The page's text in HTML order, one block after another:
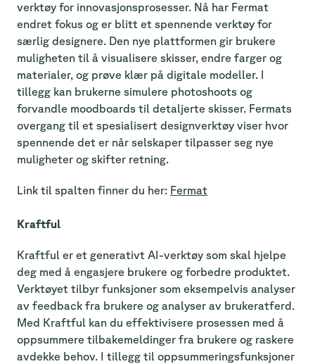
verktøy for innovasjonsprosesser. Nå har Fermat
endret fokus og er blitt et spennende verktøy for
særlig designere. Den nye plattformen gir brukere
muligheten til å visualisere skisser, endre farger og
materialer, og prøve klær på digitale modeller. I
tillegg kan brukerne simulere photoshoots og
forvandle moodboards til detaljerte skisser. Fermats
overgang til et spesialisert designverktøy viser hvor
spennende det er når selskaper tilpasser seg nye
muligheter og skifter retning.
Link til spalten finner du her: Fermat
Kraftful
Kraftful er et generativt AI-verktøy som skal hjelpe
deg med å engasjere brukere og forbedre produktet.
Verktøyet tilbyr funksjoner som eksempelvis analyser
av feedback fra brukere og analyser av brukeratferd.
Med Kraftful kan du effektivisere prosessen med å
oppsummere tilbakemeldinger fra brukere og raskere
avdekke behov. I tillegg til oppsummeringsfunksjoner